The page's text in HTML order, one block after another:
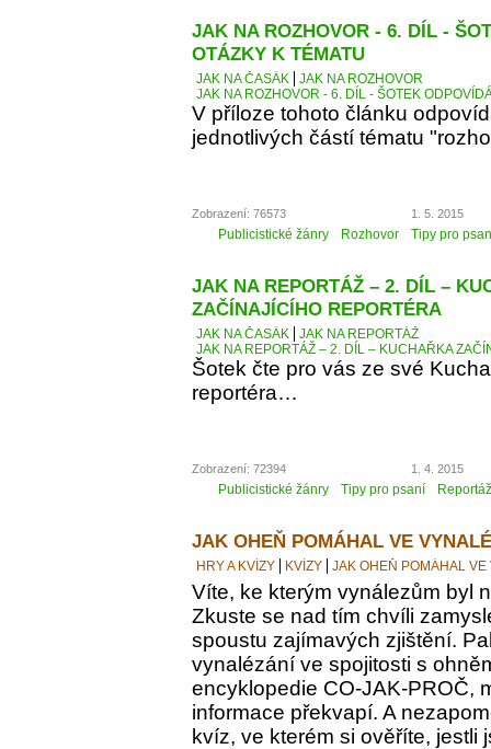
JAK NA ROZHOVOR - 6. DÍL -
OTÁZKY K TÉMATU
JAK NA ČASÁK
JAK NA ROZHOVOR
JAK NA ROZHOVOR - 6. DÍL - ŠOTEK
V příloze tohoto článku
jednotlivých částí tématu
Zobrazení: 76573 1. 5. 2015
Publicistické žánry Rozhovor Tipy pro
JAK NA REPORTÁŽ – 2. DÍL –
ZAČÍNAJÍCÍHO REPORTÉRA
JAK NA ČASÁK
JAK NA REPORTÁŽ
JAK NA REPORTÁŽ – 2. DÍL – KUCHAŘKA
Šotek čte pro vás ze své
reportéra…
Zobrazení: 72394 1. 4. 2015
Publicistické žánry Tipy pro psaní Reportáž
JAK OHEŇ POMÁHAL VE
HRY A KVÍZY KVÍZY JAK OHEŇ POMÁHAL VE
Víte, ke kterým vynálezům byl
Zkuste se nad tím chvíli
spoustu zajímavých zjištění.
vynalézání ve spojitosti s
encyklopedie CO-JAK-PROČ,
informace překvapí. A
kvíz, ve kterém si ověříte, jestli